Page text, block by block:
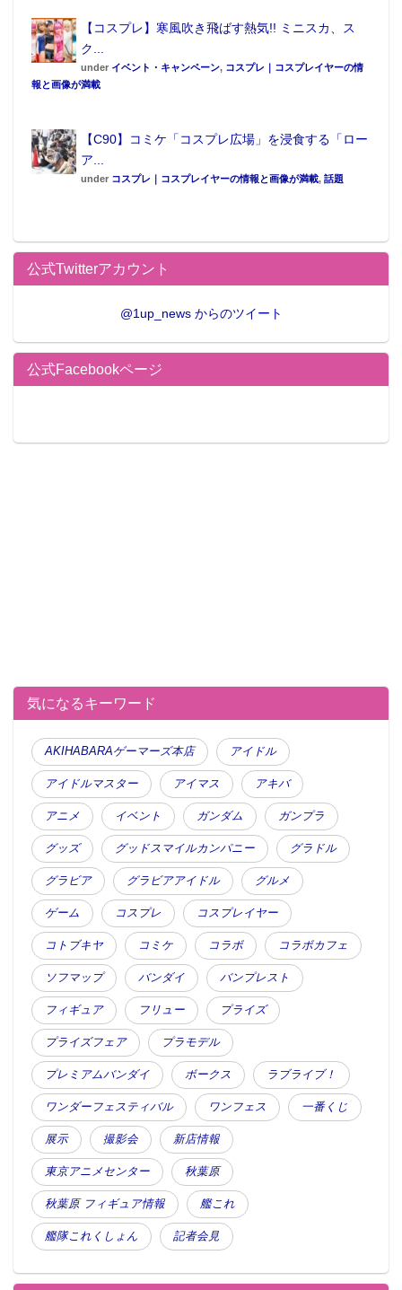
【コスプレ】寒風吹き飛ばす熱気!! ミニスカ、ス
ク...
under イベント・キャンペーン, コスプレ｜コスプレイヤーの情
報と画像が満載
【C90】コミケ「コスプレ広場」を浸食する「ロー
ア...
under コスプレ｜コスプレイヤーの情報と画像が満載, 話題
公式Twitterアカウント
@1up_news からのツイート
公式Facebookページ
気になるキーワード
AKIHABARAゲーマーズ本店 アイドル
アイドルマスター アイマス アキバ
アニメ イベント ガンダム ガンプラ
グッズ グッドスマイルカンパニー グラドル
グラビア グラビアアイドル グルメ
ゲーム コスプレ コスプレイヤー
コトブキヤ コミケ コラボ コラボカフェ
ソフマップ バンダイ バンプレスト
フィギュア フリュー プライズ
プライズフェア プラモデル
プレミアムバンダイ ボークス ラブライブ！
ワンダーフェスティバル ワンフェス 一番くじ
展示 撮影会 新店情報
東京アニメセンター 秋葉原
秋葉原 フィギュア情報 艦これ
艦隊これくしょん 記者会見